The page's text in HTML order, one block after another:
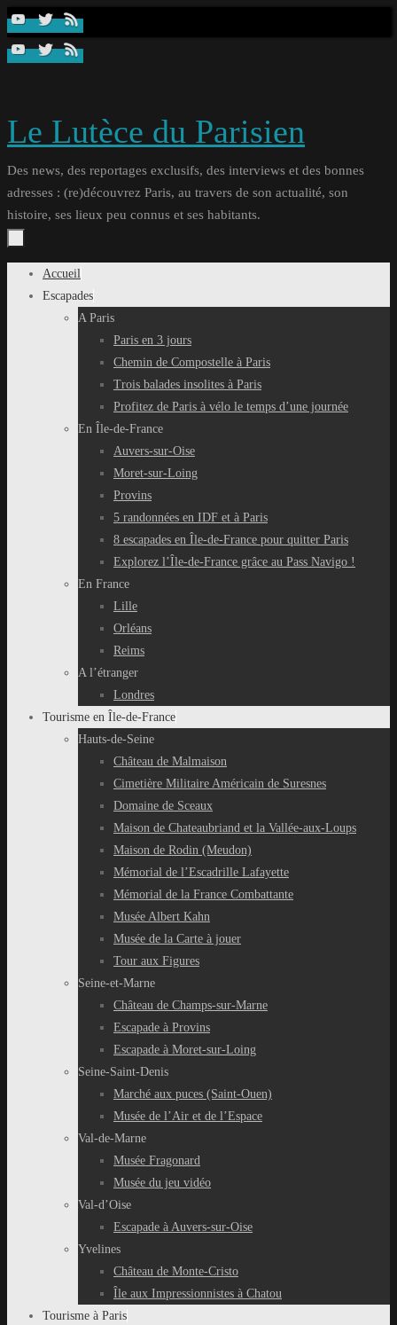
Passer
contenu
Le Lutèce du Parisien
Des news, des reportages exclusifs, des interviews et des bonnes
adresses : (re)découvrez Paris, au travers de son actualité, son
histoire, ses lieux peu connus et ses habitants.
Passer
Accueil
Escapades
A Paris
Paris en 3 jours
Chemin de Compostelle à Paris
Trois balades insolites à Paris
Profitez de Paris à vélo le temps d’une journée
En Île-de-France
Auvers-sur-Oise
Moret-sur-Loing
Provins
5 randonnées en IDF et à Paris
8 escapades en Île-de-France pour quitter Paris
Explorez l’Île-de-France grâce au Pass Navigo !
En France
Lille
Orléans
Reims
A l’étranger
Londres
Tourisme en Île-de-France
Hauts-de-Seine
Château de Malmaison
Cimetière Militaire Américain de Suresnes
Domaine de Sceaux
Maison de Chateaubriand et la Vallée-aux-Loups
Maison de Rodin (Meudon)
Mémorial de l’Escadrille Lafayette
Mémorial de la France Combattante
Musée Albert Kahn
Musée de la Carte à jouer
Tour aux Figures
Seine-et-Marne
Château de Champs-sur-Marne
Escapade à Provins
Escapade à Moret-sur-Loing
Seine-Saint-Denis
Marché aux puces (Saint-Ouen)
Musée de l’Air et de l’Espace
Val-de-Marne
Musée Fragonard
Musée du jeu vidéo
Val-d’Oise
Escapade à Auvers-sur-Oise
Yvelines
Château de Monte-Cristo
Île aux Impressionnistes à Chatou
Tourisme à Paris